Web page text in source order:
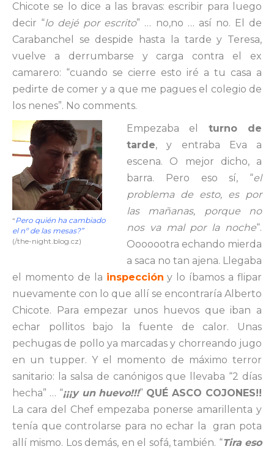
Chicote se lo dice a las bravas: escribir para luego
decir “lo dejé por escrito” … no,no … así no. El de
Carabanchel se despide hasta la tarde y Teresa,
vuelve a derrumbarse y carga contra el ex
camarero: “cuando se cierre esto iré a tu casa a
pedirte de comer y a que me pagues el colegio de
los nenes”. No comments.
“Pero quién ha cambiado
el nº de las mesas?”
(/the-night.blog.cz)
Empezaba el
turno de
tarde, y entraba Eva a
escena. O mejor dicho, a
barra. Pero eso sí, “el
problema de esto, es por
las mañanas, porque no
nos va mal por la noche“.
Ooooootra echando mierda
a saca no tan ajena. Llegaba
el momento de la inspección y lo íbamos a flipar
nuevamente con lo que allí se encontraría Alberto
Chicote. Para empezar unos huevos que iban a
echar pollitos bajo la fuente de calor. Unas
pechugas de pollo ya marcadas y chorreando jugo
en un tupper. Y el momento de máximo terror
sanitario: la salsa de canónigos que llevaba “2 días
hecha” … “¡¡¡y un huevo!!!” QUÉ ASCO COJONES!!
La cara del Chef empezaba ponerse amarillenta y
tenía que controlarse para no echar la gran pota
allí mismo. Los demás, en el sofá, también. “Tira eso